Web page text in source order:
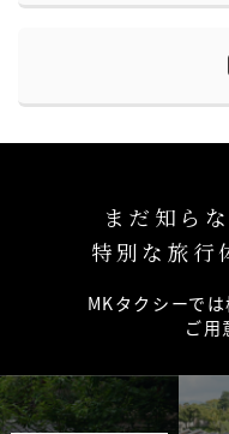
まだ知ら
特別な旅行
MKタクシーで
ご用